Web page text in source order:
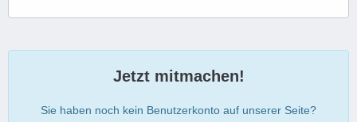
Jetzt mitmachen!
Sie haben noch kein Benutzerkonto auf unserer Seite?